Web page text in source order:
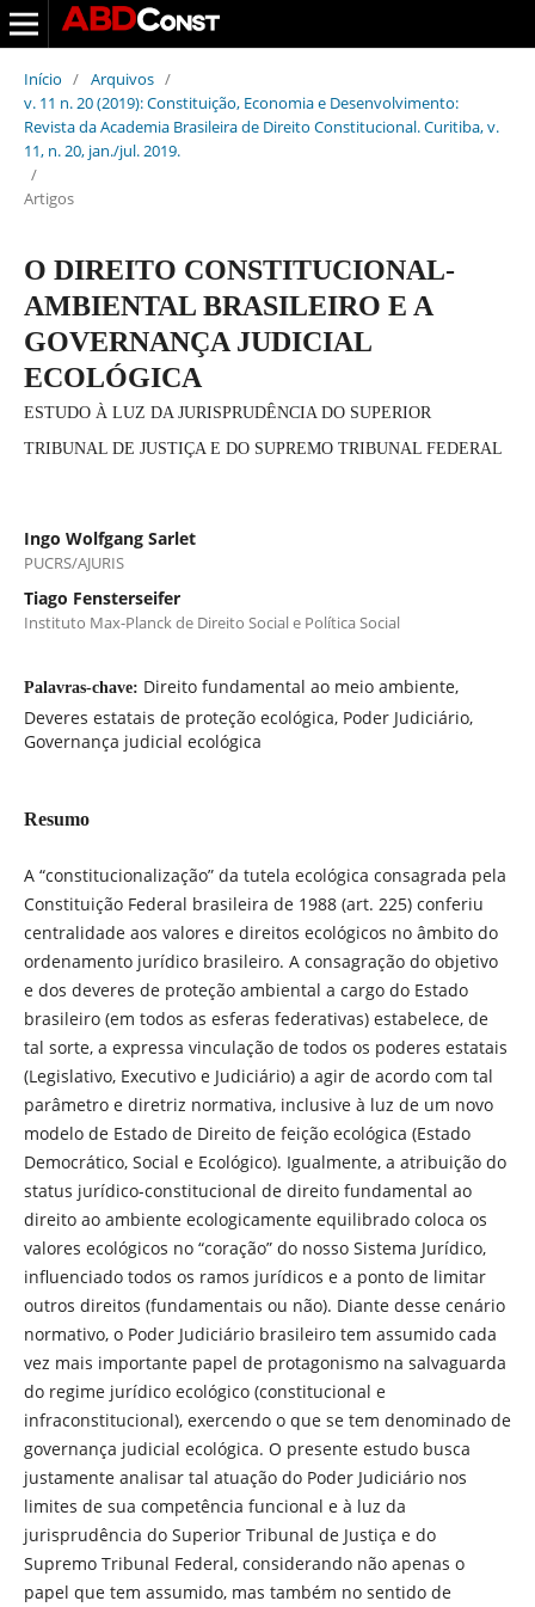
Início / Arquivos /
v. 11 n. 20 (2019): Constituição, Economia e Desenvolvimento:
Revista da Academia Brasileira de Direito Constitucional. Curitiba, v.
11, n. 20, jan./jul. 2019.
/
Artigos
O DIREITO CONSTITUCIONAL-
AMBIENTAL BRASILEIRO E A
GOVERNANÇA JUDICIAL
ECOLÓGICA
ESTUDO À LUZ DA JURISPRUDÊNCIA DO SUPERIOR
TRIBUNAL DE JUSTIÇA E DO SUPREMO TRIBUNAL FEDERAL
Ingo Wolfgang Sarlet
PUCRS/AJURIS
Tiago Fensterseifer
Instituto Max-Planck de Direito Social e Política Social
Palavras-chave: Direito fundamental ao meio ambiente,
Deveres estatais de proteção ecológica, Poder Judiciário,
Governança judicial ecológica
Resumo
A “constitucionalização” da tutela ecológica consagrada pela
Constituição Federal brasileira de 1988 (art. 225) conferiu
centralidade aos valores e direitos ecológicos no âmbito do
ordenamento jurídico brasileiro. A consagração do objetivo
e dos deveres de proteção ambiental a cargo do Estado
brasileiro (em todos as esferas federativas) estabelece, de
tal sorte, a expressa vinculação de todos os poderes estatais
(Legislativo, Executivo e Judiciário) a agir de acordo com tal
parâmetro e diretriz normativa, inclusive à luz de um novo
modelo de Estado de Direito de feição ecológica (Estado
Democrático, Social e Ecológico). Igualmente, a atribuição do
status jurídico-constitucional de direito fundamental ao
direito ao ambiente ecologicamente equilibrado coloca os
valores ecológicos no “coração” do nosso Sistema Jurídico,
influenciado todos os ramos jurídicos e a ponto de limitar
outros direitos (fundamentais ou não). Diante desse cenário
normativo, o Poder Judiciário brasileiro tem assumido cada
vez mais importante papel de protagonismo na salvaguarda
do regime jurídico ecológico (constitucional e
infraconstitucional), exercendo o que se tem denominado de
governança judicial ecológica. O presente estudo busca
justamente analisar tal atuação do Poder Judiciário nos
limites de sua competência funcional e à luz da
jurisprudência do Superior Tribunal de Justiça e do
Supremo Tribunal Federal, considerando não apenas o
papel que tem assumido, mas também no sentido de